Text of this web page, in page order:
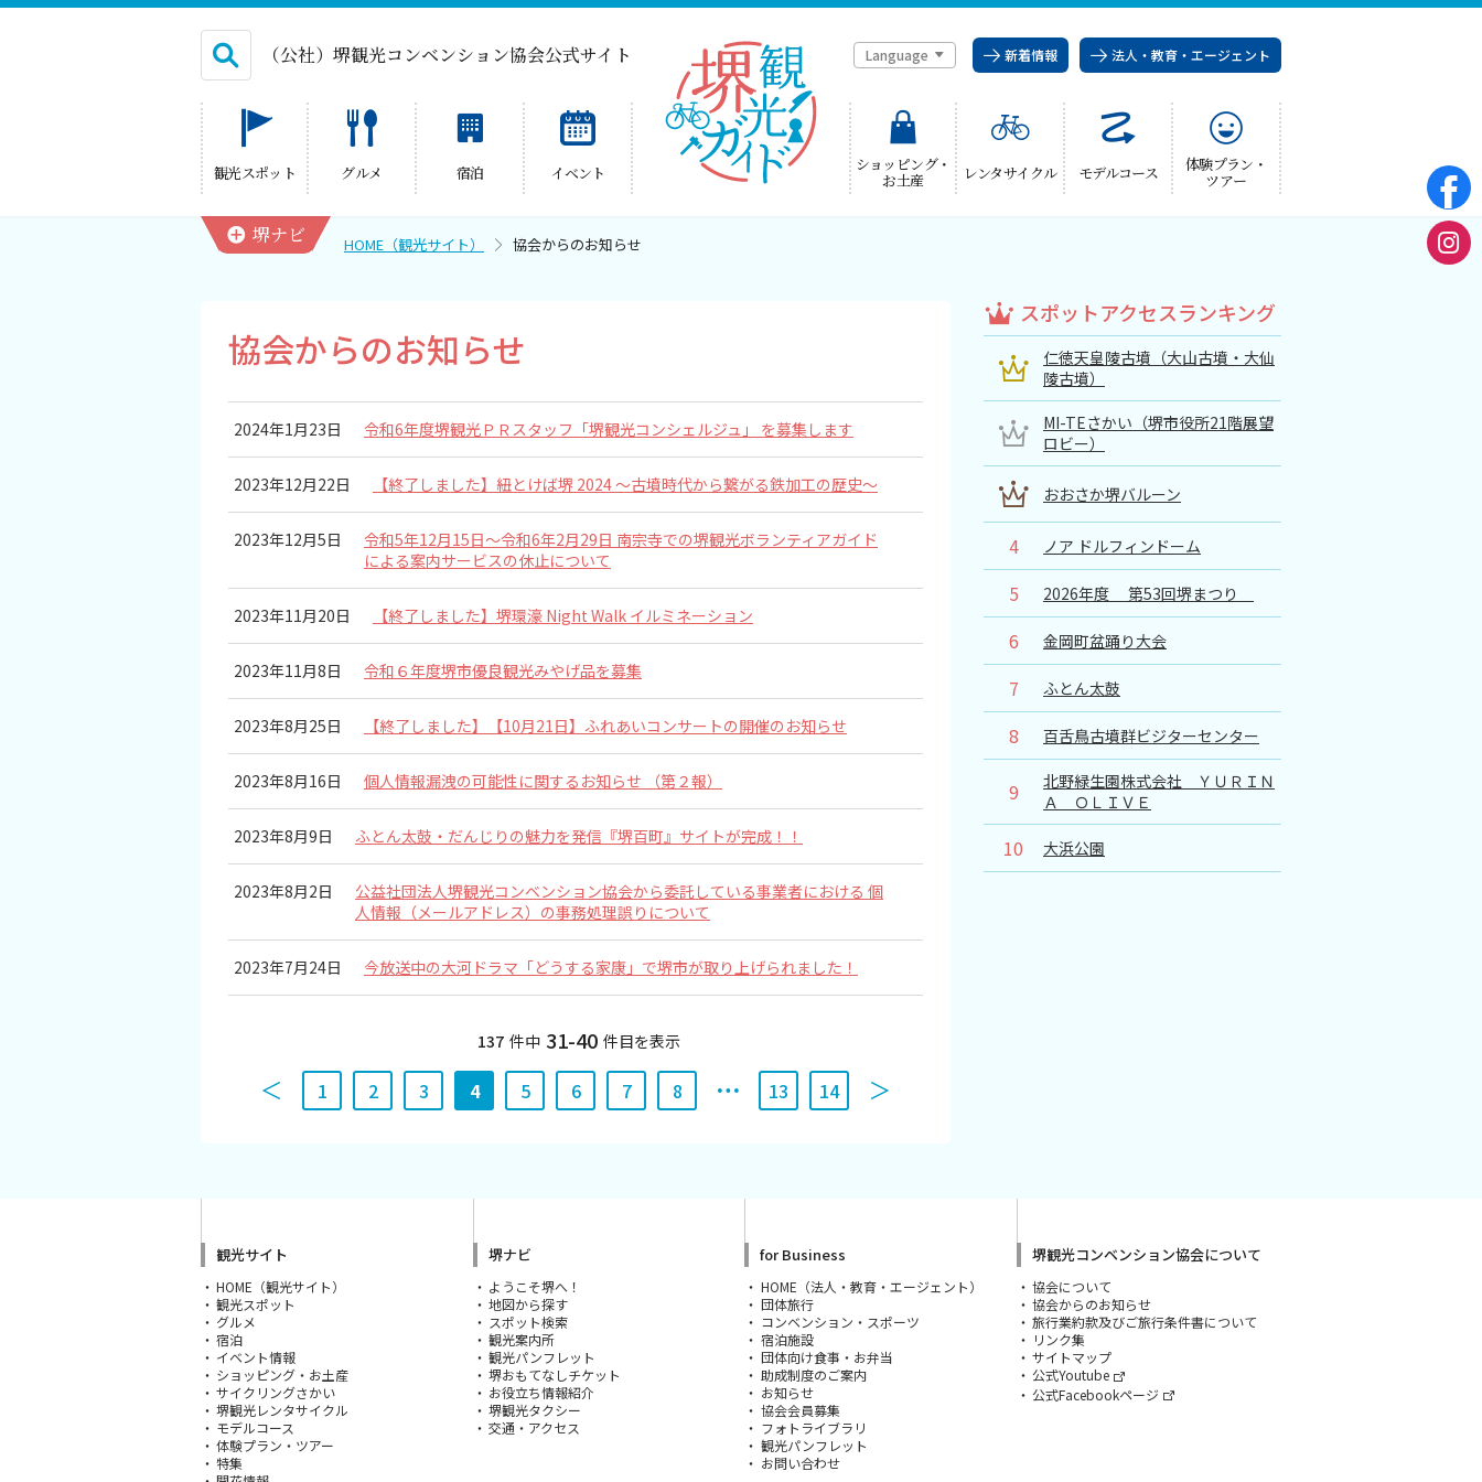
（公社）堺観光コンベンション協会公式サイト Language 新着情報 法人・教育・エージェント
観光スポット グルメ 宿泊 イベント ショッピング・
お土産 レンタサイクル モデルコース 体験プラン・
ツアー
简体中文
堺ナビ HOME（観光サイト） 協会からのお知らせ
協会からのお知らせ
2024年1月23日 令和6年度堺観光ＰＲスタッフ「堺観光コンシェルジュ」 を募集します
2023年12月22日 【終了しました】紐とけば堺 2024 ～古墳時代から繋がる鉄加工の歴史～
2023年12月5日
令和5年12月15日～令和6年2月29日 南宗寺での堺観光ボランティアガイド
による案内サービスの休止について
2023年11月20日 【終了しました】堺環濠 Night Walk イルミネーション
2023年11月8日 令和６年度堺市優良観光みやげ品を募集
2023年8月25日 【終了しました】【10月21日】ふれあいコンサートの開催のお知らせ
2023年8月16日 個人情報漏洩の可能性に関するお知らせ （第２報）
2023年8月9日 ふとん太鼓・だんじりの魅力を発信『堺百町』サイトが完成！！
2023年8月2日
公益社団法人堺観光コンベンション協会から委託している事業者における 個
人情報（メールアドレス）の事務処理誤りについて
2023年7月24日 今放送中の大河ドラマ「どうする家康」で堺市が取り上げられました！
137 件中 31-40 件目を表示
1 2 3 4 5 6 7 8 13 14
スポットアクセスランキング
仁徳天皇陵古墳（大山古墳・大仙
陵古墳）
MI-TEさかい（堺市役所21階展望
ロビー）
おおさか堺バルーン
4 ノア ドルフィンドーム
5 2026年度 第53回堺まつり
6 金岡町盆踊り大会
7 ふとん太鼓
8 百舌鳥古墳群ビジターセンター
9
北野緑生園株式会社 ＹＵＲＩＮ
Ａ ＯＬＩＶＥ
10 大浜公園
観光サイト
HOME（観光サイト）
観光スポット
グルメ
宿泊
イベント情報
ショッピング・お土産
サイクリングさかい
堺観光レンタサイクル
モデルコース
体験プラン・ツアー
特集
堺ナビ
ようこそ堺へ！
地図から探す
スポット検索
観光案内所
観光パンフレット
堺おもてなしチケット
お役立ち情報紹介
堺観光タクシー
交通・アクセス
for Business
HOME（法人・教育・エージェント）
団体旅行
コンベンション・スポーツ
宿泊施設
団体向け食事・お弁当
助成制度のご案内
お知らせ
協会会員募集
フォトライブラリ
観光パンフレット
お問い合わせ
堺観光コンベンション協会について
協会について
協会からのお知らせ
旅行業約款及びご旅行条件書について
リンク集
サイトマップ
公式Youtube
公式Facebookページ